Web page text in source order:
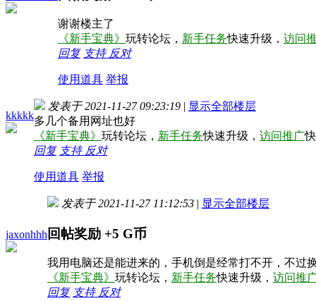
谢谢楼主了
《新手宝典》 玩转论坛， 新手任务快速升级， 访问
回复 支持 反对
使用道具 举报
kkkkk
发表于 2021-11-27 09:23:19 | 显示全部楼层
多几个备用网址也好
《新手宝典》 玩转论坛， 新手任务快速升级， 访问推广
回复 支持 反对
使用道具 举报
jaxonhhh
发表于 2021-11-27 11:12:53 | 显示全部楼层
回帖奖励 +5 G币
我用电脑还是能进来的，手机倒是经常打不开，不过
《新手宝典》 玩转论坛， 新手任务快速升级， 访问推
回复 支持 反对